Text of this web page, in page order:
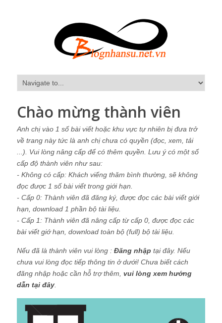
Chào mừng thành viên
Anh chị vào 1 số bài viết hoặc khu vực tự nhiên bị đưa trở
về trang này tức là anh chị chưa có quyền (đọc, xem, tải
...). Vui lòng nâng cấp để có thêm quyền. Lưu ý có một số
cấp độ thành viên như sau:
- Không có cấp: Khách viếng thăm bình thường, sẽ không
đọc được 1 số bài viết trong giới hạn.
- Cấp 0: Thành viên đã đăng ký, được đọc các bài viết giới
hạn, download 1 phần bộ tài liệu.
- Cấp 1: Thành viên đã nâng cấp từ cấp 0, được đọc các
bài viết giớ hạn, download toàn bộ (full) bộ tài liệu.
Nếu đã là thành viên vui lòng : Đăng nhập tại đây. Nếu
chưa vui lòng đọc tiếp thông tin ở dưới! Chưa biết cách
đăng nhập hoặc cần hỗ trợ thêm, vui lòng xem hướng
dẫn tại đây